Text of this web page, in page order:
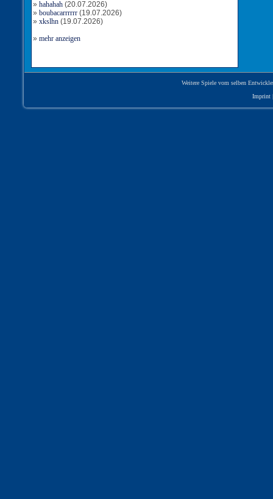
» hahahah (20.07.2026)
» boubacarrrrrr (19.07.2026)
» xkslhn (19.07.2026)
» mehr anzeigen
Weitere Spiele vom selben
Imprint